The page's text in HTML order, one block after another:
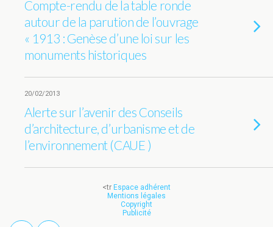
Compte-rendu de la table ronde
autour de la parution de l’ouvrage
« 1913 : Genèse d’une loi sur les
monuments historiques
20/02/2013
Alerte sur l’avenir des Conseils
d’architecture, d’urbanisme et de
l’environnement (CAUE )
<tr Espace adhérent
Mentions légales
Copyright
Publicité